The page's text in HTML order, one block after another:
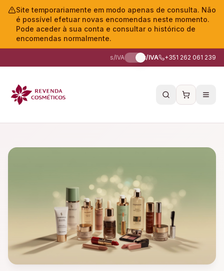
Site temporariamente em modo apenas de consulta. Não
é possível efetuar novas encomendas neste momento.
Pode aceder à sua conta e consultar o histórico de
encomendas normalmente.
s/IVA c/IVA +351 262 061 239